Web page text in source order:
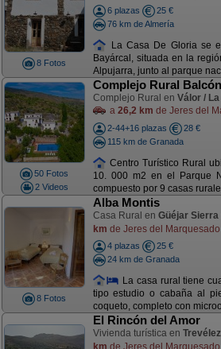
8 Fotos
6 plazas
25 €
76 km de Almería
La Casa De Gloria se
Bayárcal, situada en la
Alpujarra, junto al parque
50 Fotos
2 Videos
Complejo Rural
Complejo Rural en Válor /
a 26,2 km de Jeres del
2-44+16 plazas
28 €
115 km de Granada
Centro Turístico Rural
10. 000 m2 en el Parque
compuesto por 9 casas
8 Fotos
Alba Montis
Casa Rural en Güéjar Sierra
km de Jeres del
4 plazas
25 €
24 km de Granada
La casa rural tiene
tipo estudio o cabaña al
coqueto, completo con
El Rincón del Amor
Vivienda turística en Trevélez
km de Jeres del